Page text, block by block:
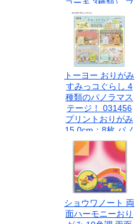
コーキ 3種類） ブ
ッ跳び設計 軽量用
紙使用 対象年齢3
才以上 折り方説明
書付
トーヨー おりがみ
すみっコぐらし 4
種類のパノラマス
テージ！ 031456
プリントおりがみ
15.0cm：8枚 パノ
ラマ台紙：2枚 両
面 折り方説明書付
ショウワノート 両
面ハーモニーおり